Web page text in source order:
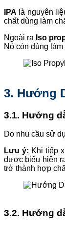
IPA là nguyên
chất dùng làm
Ngoài ra Iso
Nó còn dùng
3. Hướng
3.1. Hướng
Do nhu cầu sử
Lưu ý: Khi tiếp
được biểu hiện
trở thành hợp
3.2. Hướng